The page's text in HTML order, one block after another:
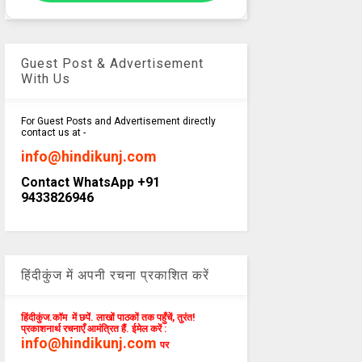
Guest Post & Advertisement
With Us
For Guest Posts and Advertisement directly
contact us at -
info@hindikunj.com
Contact WhatsApp +91
9433826946
हिंदीकुंज में अपनी रचना प्रकाशित करें
हिंदीकुंज.कॉम में छपें. लाखों पाठकों तक पहुँचें, तुरंत!
प्रकाशनार्थ रचनाएँ आमंत्रित हैं. ईमेल करें :
info@hindikunj.com पर